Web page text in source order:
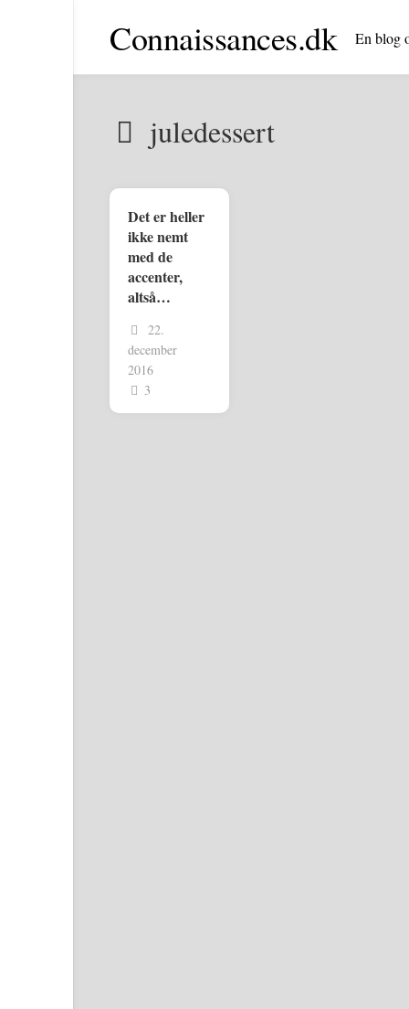
Connaissances.dk En blog
juledessert
Det er heller
ikke nemt
med de
accenter,
altså…
22.
december
2016
3